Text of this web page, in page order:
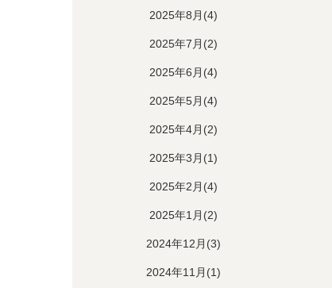
2025年8月(4)
2025年7月(2)
2025年6月(4)
2025年5月(4)
2025年4月(2)
2025年3月(1)
2025年2月(4)
2025年1月(2)
2024年12月(3)
2024年11月(1)